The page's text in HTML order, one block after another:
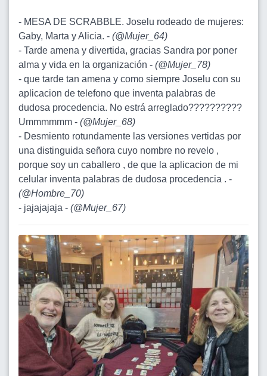
- MESA DE SCRABBLE. Joselu rodeado de mujeres:
Gaby, Marta y Alicia. - (@Mujer_64)
- Tarde amena y divertida, gracias Sandra por poner
alma y vida en la organización - (@Mujer_78)
- que tarde tan amena y como siempre Joselu con su
aplicacion de telefono que inventa palabras de
dudosa procedencia. No estrá arreglado??????????
Ummmmmm - (@Mujer_68)
- Desmiento rotundamente las versiones vertidas por
una distinguida señora cuyo nombre no revelo ,
porque soy un caballero , de que la aplicacion de mi
celular inventa palabras de dudosa procedencia . -
(@Hombre_70)
- jajajajaja - (@Mujer_67)